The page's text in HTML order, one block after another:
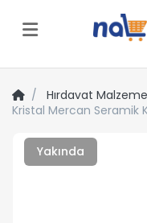
Menü
Hırdavat
Kristal Mercan Seramik
Yakında